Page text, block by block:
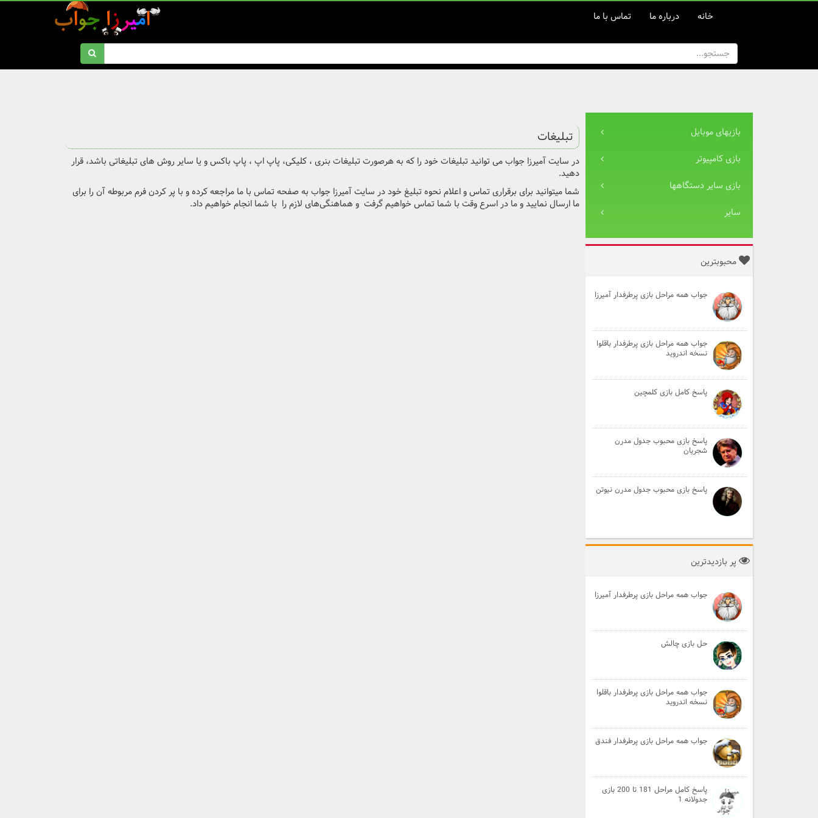
خانه درباره ما تماس با ما
بازیهای موبایل
بازی کامپیوتر
بازی سایر دستگاهها
سایر
محبوبترین
جواب همه مراحل بازی پرطرفدار آمیرزا
جواب همه مراحل بازی پرطرفدار باقلوا
نسخه اندروید
پاسخ کامل بازی کلمچین
پاسخ بازی محبوب جدول مدرن
شجریان
پاسخ بازی محبوب جدول مدرن نیوتن
پر بازدیدترین
جواب همه مراحل بازی پرطرفدار آمیرزا
حل بازی چالش
جواب همه مراحل بازی پرطرفدار باقلوا
نسخه اندروید
جواب همه مراحل بازی پرطرفدار فندق
پاسخ کامل مراحل 181 تا 200 بازی
جدولانه 1
تبلیغات
در سایت آمیرزا جواب می توانید تبلیغات خود را که به هرصورت تبلیغات بنری ، کلیکی، پاپ اپ ، پاپ باکس و یا سایر روش های تبلیغاتی باشد، قرار
دهید.
شما میتوانید برای برقراری تماس و اعلام نحوه تبلیغ خود در سایت آمیرزا جواب به صفحه تماس با ما مراجعه کرده و با پر کردن فرم مربوطه آن را برای
ما ارسال نمایید و ما در اسرع وقت با شما تماس خواهیم گرفت و هماهنگی‌های لازم را با شما انجام خواهیم داد.